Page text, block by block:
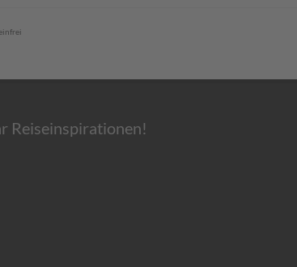
Reiseinspirationen!